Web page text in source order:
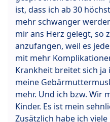
ist, dass ich ab 30
mehr schwanger
mir ans Herz gelegt, so
anzufangen, weil es
mit mehr
Krankheit breitet sich
meine
mehr. Und ich bzw. Wir
Kinder. Es ist mein
Zusätzlich habe ich